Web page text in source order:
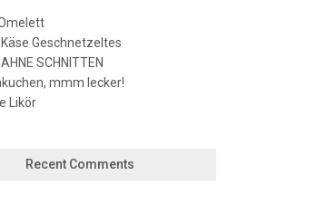
Geschnetzeltes
SCHNITTEN
mmm lecker!
Likör
Recent Comments